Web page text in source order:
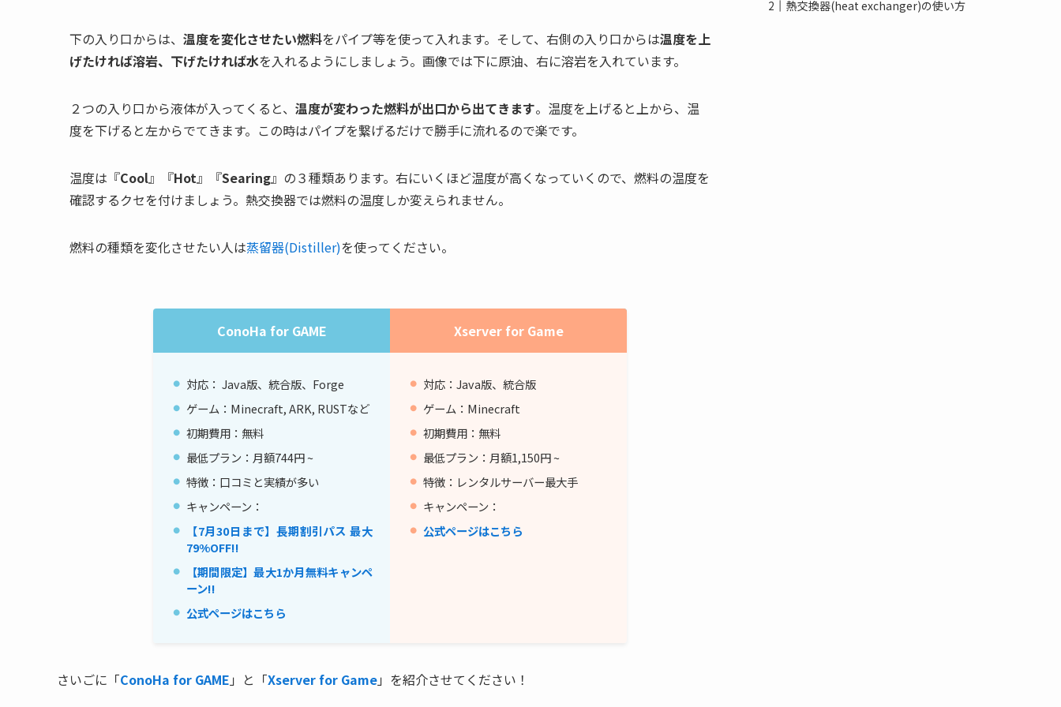
下の入り口からは、 温度を変化させたい燃料をパイプ等を使って入れます。そして、右側の入り口からは温度を上
げたければ溶岩、下げたければ水を入れるようにしましょう。画像では下に原油、右に溶岩を入れています。
２つの入り口から液体が入ってくると、 温度が変わった燃料が出口から出てきます。温度を上げると上から、温
度を下げると左からでてきます。この時はパイプを繋げるだけで勝手に流れるので楽です。
温度は『Cool』『Hot』『Searing』の３種類あります。右にいくほど温度が高くなっていくので、燃料の温度を
確認するクセを付けましょう。熱交換器では燃料の温度しか変えられません。
燃料の種類を変化させたい人は蒸留器(Distiller)を使ってください。
ConoHa for GAME Xserver for Game
対応： Java版、統合版、Forge
ゲーム：Minecraft, ARK, RUSTなど
初期費用：無料
最低プラン：月額744円 ~
特徴：口コミと実績が多い
キャンペーン：
【7月30日まで】長期割引パス 最大
79%OFF!!
【期間限定】最大1か月無料キャンペ
ーン!!
公式ページはこちら
対応：Java版、統合版
ゲーム：Minecraft
初期費用：無料
最低プラン：月額1,150円 ~
特徴：レンタルサーバー最大手
キャンペーン：
公式ページはこちら
さいごに「ConoHa for GAME 」と「Xserver for Game」を紹介させてください！
熱交換器(heat exchanger)の使い方